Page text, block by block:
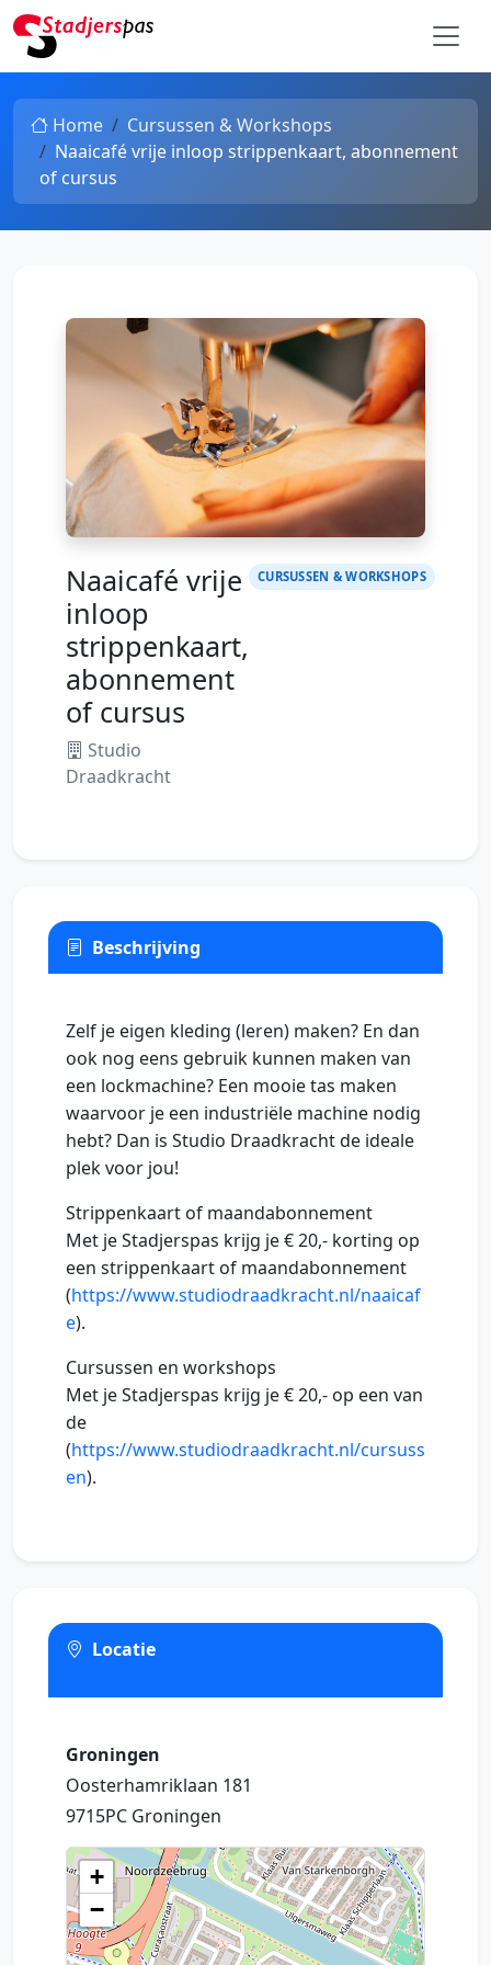
Home
Cursussen & Workshops
Naaicafé vrije inloop strippenkaart, abonnement
of cursus
Naaicafé vrije
inloop
strippenkaart,
abonnement
of cursus
Studio
Draadkracht
CURSUSSEN & WORKSHOPS
Beschrijving
Zelf je eigen kleding (leren) maken? En dan
ook nog eens gebruik kunnen maken van
een lockmachine? Een mooie tas maken
waarvoor je een industriële machine nodig
hebt? Dan is Studio Draadkracht de ideale
plek voor jou!
Strippenkaart of maandabonnement
Met je Stadjerspas krijg je € 20,- korting op
een strippenkaart of maandabonnement
(https://www.studiodraadkracht.nl/naaicaf
e).
Cursussen en workshops
Met je Stadjerspas krijg je € 20,- op een van
de
(https://www.studiodraadkracht.nl/cursuss
en).
Locatie
Groningen
Oosterhamriklaan 181
9715PC Groningen
+
−